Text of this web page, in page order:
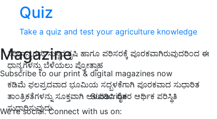
Quiz
Take a quiz and test your agriculture knowledge
Magazine
Subscribe to our print & digital magazines now
Subscribe
We're social. Connect with us on:
ಸಿರಿಧಾನ್ಯಗಳು ಸುಸ್ಥಿರ ಕೃಷಿ ಹಾಗೂ ಪರಿಸರಕ್ಕೆ ಪೂರಕವಾಗಿರುವುದರಿಂದ ಈ
ಧಾನ್ಯಗಳನ್ನು ಬೆಳೆಯಲು ಪ್ರೋತ್ಸಾಹ
ಕಡಿಮೆ ಫಲಪ್ರದವಾದ ಭೂಮಿಯ ಸದ್ಬಳಕೆಗಾಗಿ ಪೂರಕವಾದ ಸುಧಾರಿತ
ತಾಂತ್ರಿಕತೆಗಳನ್ನು ಸೂಕ್ತವಾಗಿ ಅಳವಡಿಸಿ ರೈತರ ಆರ್ಥಿಕ ಪರಿಸ್ಥಿತಿ
ಸುಧಾರಿಸುವುದು.